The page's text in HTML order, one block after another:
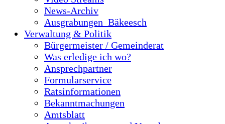
News-Archiv
Ausgrabungen_Bäkeesch
Verwaltung & Politik
Bürgermeister / Gemeinderat
Was erledige ich wo?
Ansprechpartner
Formularservice
Ratsinformationen
Bekanntmachungen
Amtsblatt